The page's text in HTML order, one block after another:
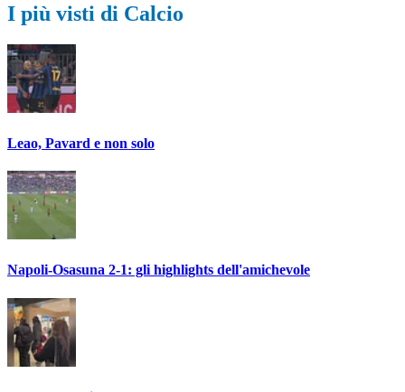
I più visti di Calcio
Leao, Pavard e non solo
Napoli-Osasuna 2-1: gli highlights dell'amichevole